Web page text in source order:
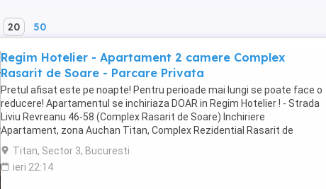
20 50
Regim Hotelier - Apartament 2 camere Complex
Rasarit de Soare - Parcare Privata
Pretul afisat este pe noapte! Pentru perioade mai lungi se poate face o
reducere! Apartamentul se inchiriaza DOAR in Regim Hotelier ! - Strada
Liviu Revreanu 46-58 (Complex Rasarit de Soare) Inchiriere
Apartament, zona Auchan Titan, Complex Rezidential Rasarit de
Soare, supravegheat video 24 24 + ...
Titan, Sector 3, Bucuresti
ieri 22:14